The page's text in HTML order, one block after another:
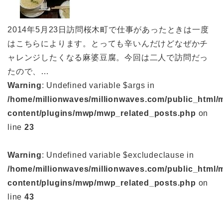
2014年5月23日訪問桜木町で仕事があったときは一度
はこちらによります。とっても辛いんだけどなぜかチ
ャレンジしたくなる麻婆豆腐。今回は二人で訪問だっ
たので、…
Warning: Undefined variable $args in
/home/millionwaves/millionwaves.com/public_html/
content/plugins/mwp/mwp_related_posts.php on
line 23
Warning: Undefined variable $excludeclause in
/home/millionwaves/millionwaves.com/public_html/
content/plugins/mwp/mwp_related_posts.php on
line 43